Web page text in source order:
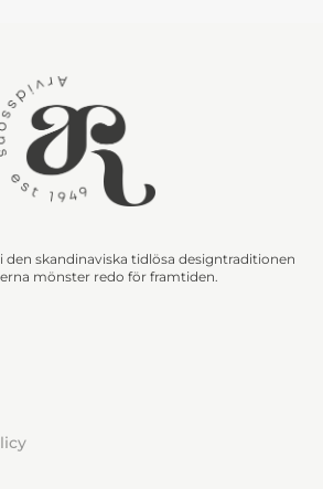
den skandinaviska tidlösa designtraditionen
mönster redo för framtiden.